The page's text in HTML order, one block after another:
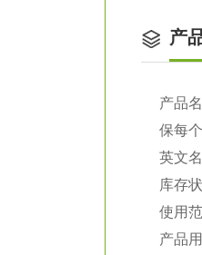
产
产品
保每
英文
库存
使用
产品